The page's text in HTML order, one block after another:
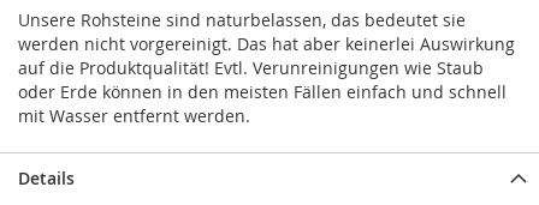
Unsere Rohsteine sind naturbelassen, das bedeutet sie
werden nicht vorgereinigt. Das hat aber keinerlei Auswirkung
auf die Produktqualität! Evtl. Verunreinigungen wie Staub
oder Erde können in den meisten Fällen einfach und schnell
mit Wasser entfernt werden.
Details